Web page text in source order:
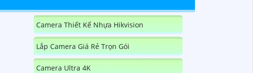
Camera Thiết Kế Nhựa Hikvision
Lắp Camera Giá Rẻ Trọn Gói
Camera Ultra 4K